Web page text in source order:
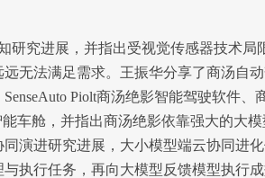
研究进展，并指出受视觉传感器技术局
无法满足需求。王振华分享了商汤自
SenseAuto Piolt商汤绝影智能驾驶软件、
车舱，并指出商汤绝影依靠强大的大模
同演进研究进展，大小模型端云协同进化
执行任务 ， 再向大模型反馈模型执行